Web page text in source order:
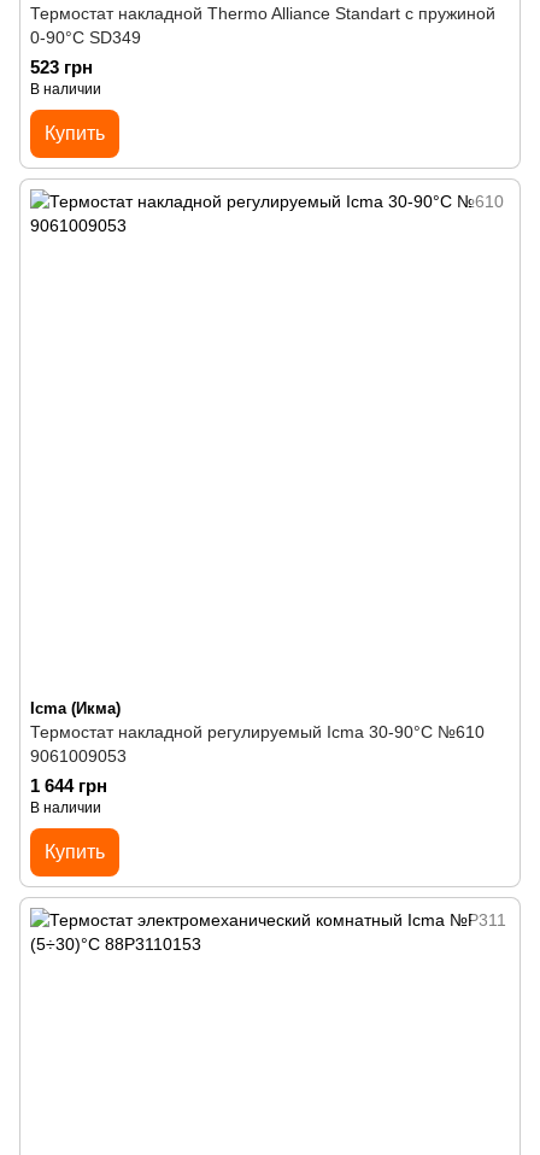
Термостат накладной Thermo Alliance Standart с пружиной
0-90°С SD349
523 грн
В наличии
Купить
Icma (Икма)
Термостат накладной регулируемый Icma 30-90°С №610
9061009053
1 644 грн
В наличии
Купить